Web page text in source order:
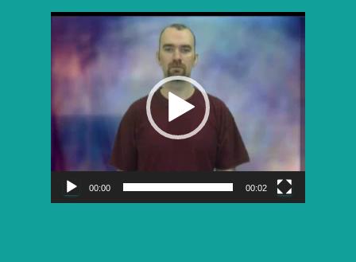
Lecteur
vidéo
00:00 00:02